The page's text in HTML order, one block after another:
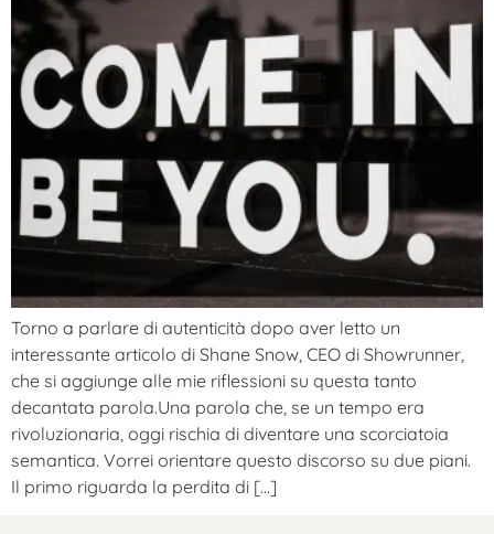
Torno a parlare di autenticità dopo aver letto un
interessante articolo di Shane Snow, CEO di Showrunner,
che si aggiunge alle mie riflessioni su questa tanto
decantata parola.Una parola che, se un tempo era
rivoluzionaria, oggi rischia di diventare una scorciatoia
semantica. Vorrei orientare questo discorso su due piani.
Il primo riguarda la perdita di […]